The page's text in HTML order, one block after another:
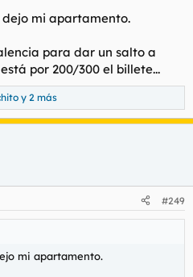
mi apartamento.
para dar un salto a
por 200/300 el billete...
y 2 más
#249
mi apartamento.